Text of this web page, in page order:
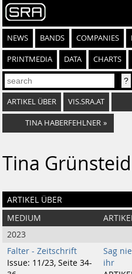
NEWS BANDS COMPANIES
PRINTMEDIA DATA CHARTS
ARTIKEL ÜBER VIS.SRA.AT
TINA HABERFEHLNER »
Tina
ARTIKEL ÜBER
MEDIUM
2023
Falter - Zeitschrift
Issue: 11/23, Seite 34-
Sag
ihr